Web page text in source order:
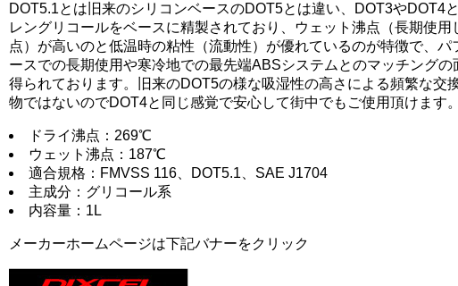
DOT5.1とは旧来のシリコンベースのDOT5とは違い、DOT3やDOT4
レングリコールをベースに精製されており、ウェット沸点（長期使用
点）が高いのと低温時の粘性（流動性）が優れているのが特徴で、パ
ースでの長期使用や寒冷地での最先端ABSシステムとのマッチングの
得られております。旧来のDOT5の様な吸湿性の高さによる頻繁な交
物ではないのでDOT4と同じ感覚で安心して街中でもご使用頂けます。
ドライ沸点：269℃
ウェット沸点：187℃
適合規格：FMVSS 116、DOT5.1、SAE J1704
主成分：グリコール系
内容量：1L
メーカーホームページは下記バナーをクリック